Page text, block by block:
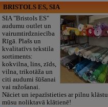
BRISTOLS ES, SIA
SIA "Bristols ES"
audumu outlet un
vairumtirdzniecība
Rīgā. Plašs un
kvalitatīvs tekstila
sortiments:
kokvilna, lins, zīds,
vilna, trikotāža un
citi audumi šūšanai
vai ražošanai.
Nāciet un iepazīstieties ar pilnu klāstu
mūsu noliktavā klātienē!